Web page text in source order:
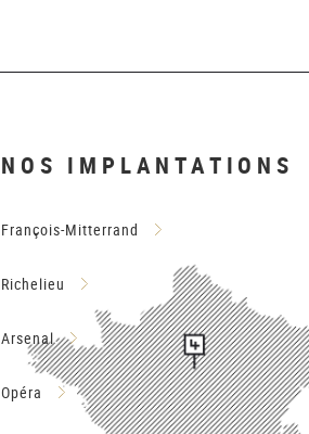
NOS IMPLANTATIONS
François-Mitterrand
Richelieu
Arsenal
Opéra